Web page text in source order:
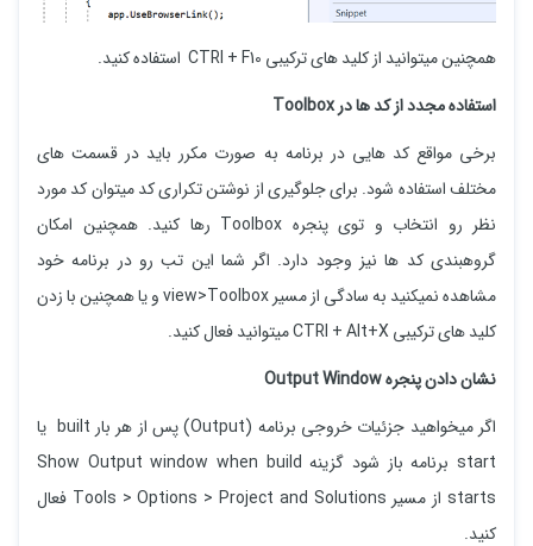
همچنین میتوانید از کلید های ترکیبی CTRl + F10 استفاده کنید.
استفاده مجدد از کد ها در Toolbox
برخی مواقع کد هایی در برنامه به صورت مکرر باید در قسمت های
مختلف استفاده شود. برای جلوگیری از نوشتن تکراری کد میتوان کد مورد
نظر رو انتخاب و توی پنجره Toolbox رها کنید. همچنین امکان
گروهبندی کد ها نیز وجود دارد. اگر شما این تب رو در برنامه خود
مشاهده نمیکنید به سادگی از مسیر view>Toolbox و یا همچنین با زدن
کلید های ترکیبی CTRl + Alt+X میتوانید فعال کنید.
نشان دادن پنجره Output Window
اگر میخواهید جزئیات خروجی برنامه (Output) پس از هر بار built یا
start برنامه باز شود گزینه Show Output window when build
starts از مسیر Tools > Options > Project and Solutions فعال
کنید.